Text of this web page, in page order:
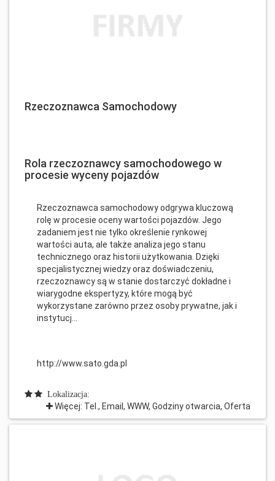
Rzeczoznawca Samochodowy
Rola rzeczoznawcy samochodowego w
procesie wyceny pojazdów
Rzeczoznawca samochodowy odgrywa kluczową
rolę w procesie oceny wartości pojazdów. Jego
zadaniem jest nie tylko określenie rynkowej
wartości auta, ale także analiza jego stanu
technicznego oraz historii użytkowania. Dzięki
specjalistycznej wiedzy oraz doświadczeniu,
rzeczoznawcy są w stanie dostarczyć dokładne i
wiarygodne ekspertyzy, które mogą być
wykorzystane zarówno przez osoby prywatne, jak i
instytucj...
http://www.sato.gda.pl
Lokalizacja:
Więcej: Tel., Email, WWW, Godziny otwarcia, Oferta